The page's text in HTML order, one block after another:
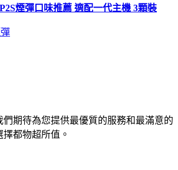
煙彈口味推薦 適配一代主機 3顆裝
們期待為您提供最優質的服務和最滿意的
都物超所值。